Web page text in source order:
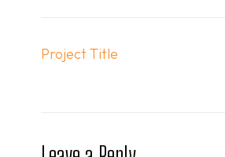
Post
Project Title